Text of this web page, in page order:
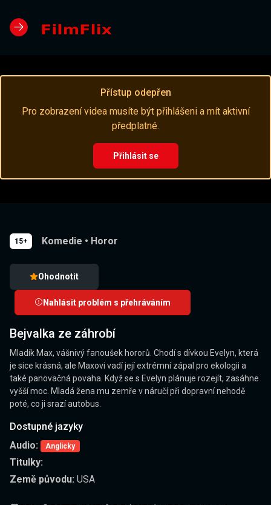
Přístup odepřen
Pro zobrazení videa musíte být přihlášeni a mít aktivní
předplatné.
Přihlásit se
15+ Komedie • Horor
Ohodnotit
Nahlásit problém s přehráváním
Bejvalka ze záhrobí
Mladík Max, vášnivý fanoušek hororů. Chodí s dívkou Evelyn, která
je sice krásná, ale Maxovi vadí její extrémní zápal pro ekologii a
také panovačná povaha. Když se s Evelyn plánuje rozejít, zasáhne
vyšší moc. Mladá žena mu zemře v náručí při dopravní nehodě
poté, co ji srazí autobus.
Dostupné jazyky
Audio:
Anglicky
Titulky:
Země původu: USA